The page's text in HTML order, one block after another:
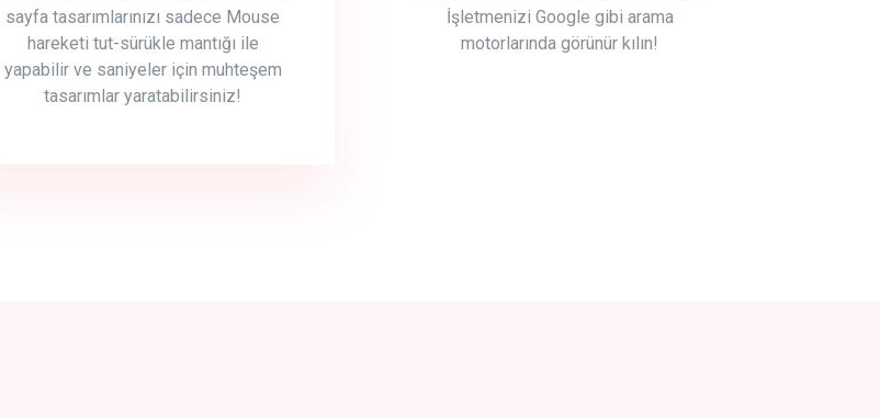
sayfa tasarımlarınızı sadece Mouse
hareketi tut-sürükle mantığı ile
yapabilir ve saniyeler için muhteşem
tasarımlar yaratabilirsiniz!
İşletmenizi Google gibi arama
motorlarında görünür kılın!